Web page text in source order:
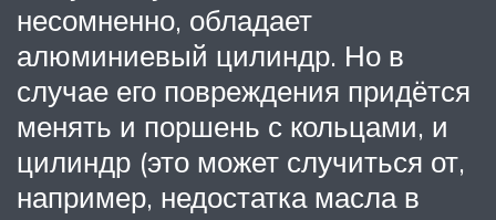
несомненно, обладает
алюминиевый цилиндр. Но в
случае его повреждения придётся
менять и поршень с кольцами, и
цилиндр (это может случиться от,
например, недостатка масла в